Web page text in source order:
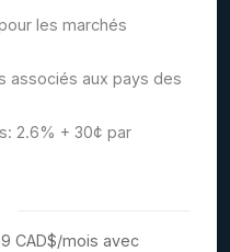
les marchés
associés aux pays des
2.6% + 30¢ par
CAD$/mois avec